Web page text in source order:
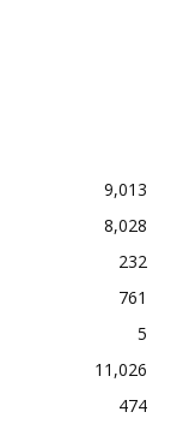
9,013
8,028
232
761
5
11,026
474